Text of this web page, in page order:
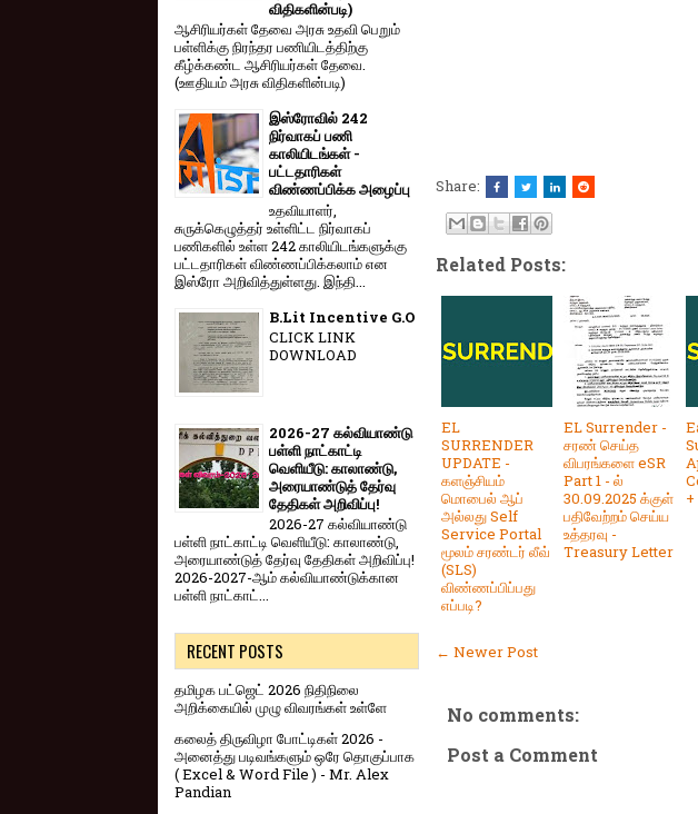
Share:
Related Posts:
EL
SURRENDER
UPDATE -
களஞ்சியம்
மொபைல் ஆப்
அல்லது Self
Service Portal
மூலம் சரண்டர் லீவ்
(SLS)
விண்ணப்பிப்பது
எப்படி?
EL Surrender -
சரண் செய்த
விபரங்களை eSR
Part 1 - ல்
30.09.2025 க்குள்
பதிவேற்றம் செய்ய
உத்தரவு -
Treasury Letter
← Newer Post
No comments:
Post a Comment
விதிகளின்படி)
ஆசிரியர்கள் தேவை அரசு உதவி பெறும்
பள்ளிக்கு நிரந்தர பணியிடத்திற்கு
கீழ்க்கண்ட ஆசிரியர்கள் தேவை.
(ஊதியம் அரசு விதிகளின்படி)
இஸ்ரோவில் 242
நிர்வாகப் பணி
காலியிடங்கள் -
பட்டதாரிகள்
விண்ணப்பிக்க அழைப்பு
உதவியாளர்,
சுருக்கெழுத்தர் உள்ளிட்ட நிர்வாகப்
பணிகளில் உள்ள 242 காலியிடங்களுக்கு
பட்டதாரிகள் விண்ணப்பிக்கலாம் என
இஸ்ரோ அறிவித்துள்ளது. இந்தி...
B.Lit Incentive G.O
CLICK LINK
DOWNLOAD
2026-27 கல்வியாண்டு
பள்ளி நாட்காட்டி
வெளியீடு: காலாண்டு,
அரையாண்டுத் தேர்வு
தேதிகள் அறிவிப்பு!
2026-27 கல்வியாண்டு
பள்ளி நாட்காட்டி வெளியீடு: காலாண்டு,
அரையாண்டுத் தேர்வு தேதிகள் அறிவிப்பு!
2026-2027-ஆம் கல்வியாண்டுக்கான
பள்ளி நாட்காட்...
RECENT POSTS
தமிழக பட்ஜெட் 2026 நிதிநிலை
அறிக்கையில் முழு விவரங்கள் உள்ளே
கலைத் திருவிழா போட்டிகள் 2026 -
அனைத்து படிவங்களும் ஒரே தொகுப்பாக
( Excel & Word File ) - Mr. Alex
Pandian